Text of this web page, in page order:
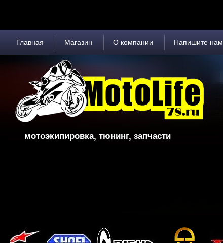
Главная Магазин О компании Напишите нам
мотоэкипировка, тюнинг, запчасти